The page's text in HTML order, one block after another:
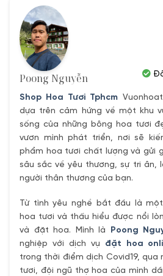
Poong Nguyễn
Shop Hoa Tươi Tphcm
dựa trên cảm hứng về một khu
sống của những bông hoa tươi
vươn mình phát triển, nơi sẽ
phẩm hoa tươi chất lượng và gửi
sâu sắc về yêu thương, sự tri ân,
người thân thương của bạn.
Từ tình yêu nghề bắt đầu là
hoa tươi và thấu hiểu được nổi
và đặt hoa. Mình là
Poong
nghiệp với dịch vụ đặt hoa
trong thời điểm dịch Covid19, qua
tươi, đội ngũ thợ hoa của mình